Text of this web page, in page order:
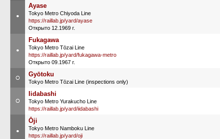
•
Ayase
Tokyo Metro Chiyoda Line
https://raillab.jp/yard/ayase
Открыто 12.1969 г.
•
Fukagawa
Tokyo Metro Tōzai Line
https://raillab.jp/yard/fukagawa-metro
Открыто 09.1967 г.
○ Gyōtoku
Tokyo Metro Tōzai Line (inspections only)
○
Iidabashi
Tokyo Metro Yurakucho Line
https://raillab.jp/yard/iidabashi
•
Ōji
Tokyo Metro Namboku Line
https://raillab.jp/yard/oji